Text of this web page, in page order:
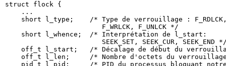
struct flock {
    ...
short l_type;    /* Type de verrouillage :
                        F_WRLCK, F_UNLCK */
    short l_whence;  /* Interprétation de l_start:
SEEK_SET, SEEK_CUR, SEEK_END
off_t l_start;   /* Décalage de début du
off_t l_len;     /* Nombre d'octets du
pid_t l_pid;     /* PID du processus bloquant